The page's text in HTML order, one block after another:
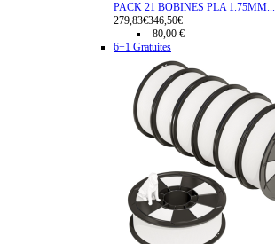
PACK 21 BOBINES PLA 1.75MM...
279,83€346,50€
-80,00 €
6+1 Gratuites